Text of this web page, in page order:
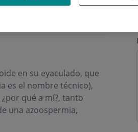
en su eyaculado, que
es el nombre técnico),
qué a mí?, tanto
una azoospermia,